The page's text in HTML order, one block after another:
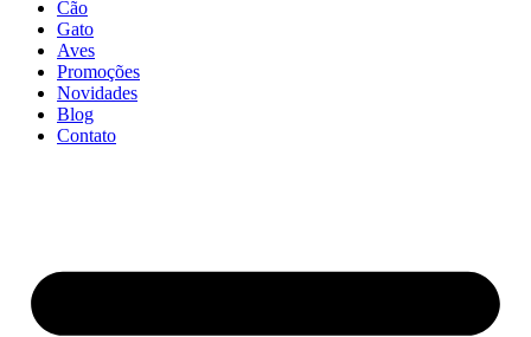
Cão
Gato
Aves
Promoções
Novidades
Blog
Contato